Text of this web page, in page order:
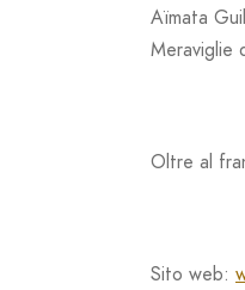
Aïmata
Meraviglie
Oltre al
Sito web: